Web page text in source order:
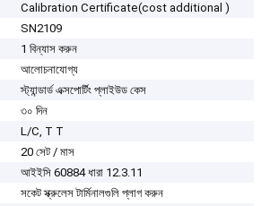
Calibration Certificate(cost additional )
SN2109
1 বিন্যাস করুন
আলোচনাযোগ্য
স্ট্যান্ডার্ড এক্সপোর্টিং প্লাইউড কেস
৩০ দিন
L/C, T T
20 সেট / মাস
আইইসি 60884 ধারা 12.3.11
সকেট স্ক্রুলেস টার্মিনালগুলি প্লাগ করুন